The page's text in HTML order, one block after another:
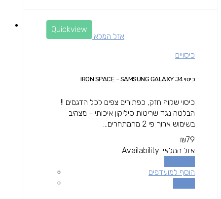
Quickview
אזל המלאי
כיסויים
כיסוי IRON SPACE – SAMSUNG GALAXY J4
כיסוי שקוף חזק, כפתורים צפים לכל הדגמים !!
הבלטה נגד שריטות סיליקון איכותי - מצהיב
בשימוש ארוך פי 2 מהמתחרים...
₪79
Availability: אזל המלאי
הוסף למועדפים